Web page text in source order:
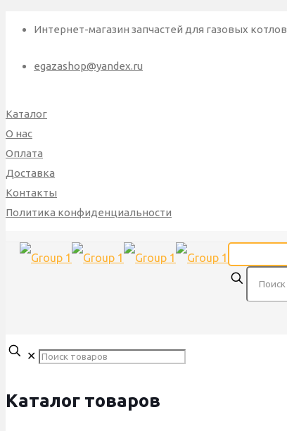
Интернет-магазин запчастей для газовых котлов
egazashop@yandex.ru
Каталог
О нас
Оплата
Доставка
Контакты
Политика конфиденциальности
✕
Каталог товаров